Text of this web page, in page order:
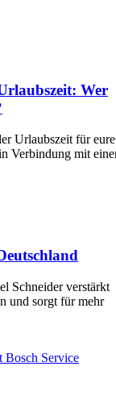
Wer
Urlaubszeit für eure
Verbindung mit
Schneider verstärkt
und sorgt für mehr